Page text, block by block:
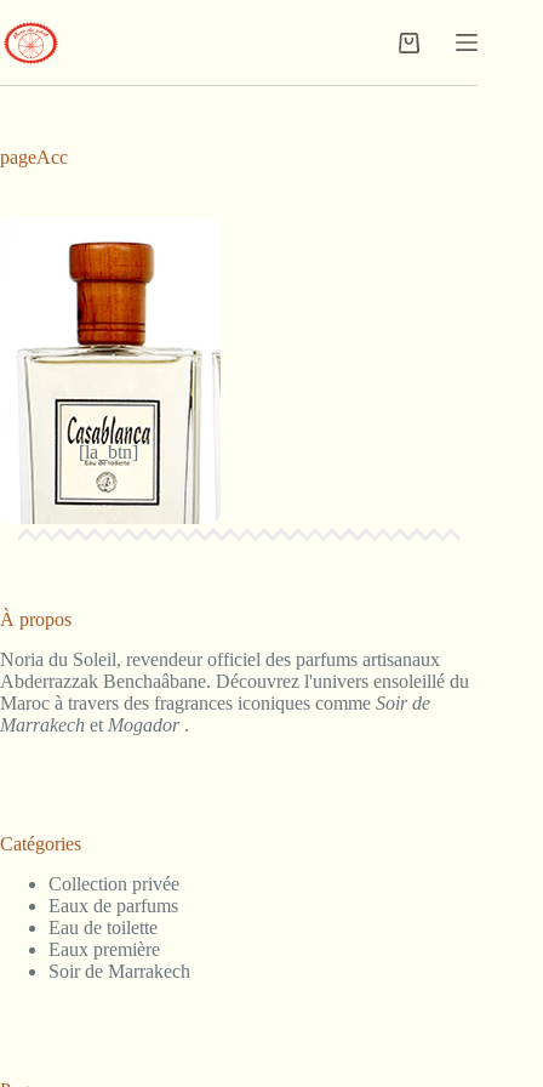
pageAcc
[la_btn]
À propos
Noria du Soleil, revendeur officiel des parfums artisanaux
Abderrazzak Benchaâbane. Découvrez l'univers ensoleillé du
Maroc à travers des fragrances iconiques comme Soir de
Marrakech et Mogador .
Catégories
Collection privée
Eaux de parfums
Eau de toilette
Eaux première
Soir de Marrakech